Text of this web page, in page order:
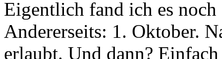
Eigentlich fand ich es
Andererseits: 1. Oktober.
erlaubt. Und dann?